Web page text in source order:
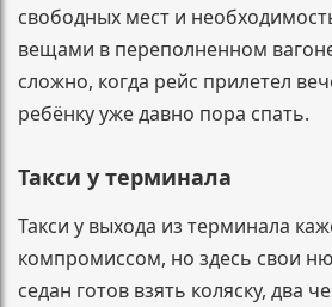
свободных мест и
вещами в переполненном
сложно, когда рейс прилетел
ребёнку уже давно пора спать.
Такси у терминала
Такси у выхода из терминала
компромиссом, но здесь свои
седан готов взять коляску, два